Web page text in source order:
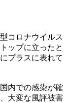
コロナウイルス
ップに立ったと
プラスに表れて
内での感染が確
大変な風評被害